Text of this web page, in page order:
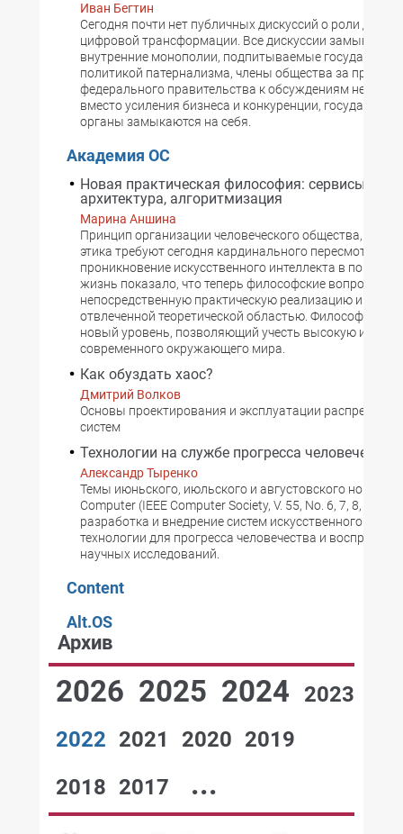
Иван Бегтин
Сегодня почти нет публичных дискуссий о роли
цифровой трансформации. Все дискуссии
внутренние монополии, подпитываемые
политикой патернализма, члены общества за
федерального правительства к обсуждениям не
вместо усиления бизнеса и конкуренции,
органы замыкаются на себя.
Академия ОС
Новая практическая философия: сервисы,
архитектура, алгоритмизация
Марина Аншина
Принцип организации человеческого общества,
этика требуют сегодня кардинального пересмотра —
проникновение искусственного интеллекта в
жизнь показало, что теперь философские вопросы
непосредственную практическую реализацию и
отвлеченной теоретической областью. Философия
новый уровень, позволяющий учесть высокую
современного окружающего мира.
Как обуздать хаос?
Дмитрий Волков
Основы проектирования и эксплуатации
систем
Технологии на службе прогресса человечества
Александр Тыренко
Темы июньского, июльского и августовского
Computer (IEEE Computer Society, V. 55, No. 6, 7, 8, 2022)
разработка и внедрение систем искусственного
технологии для прогресса человечества и
научных исследований.
Content
Alt.OS
Архив
2026 2025 2024
2023
2022 2021 2020 2019
2018 2017 ...